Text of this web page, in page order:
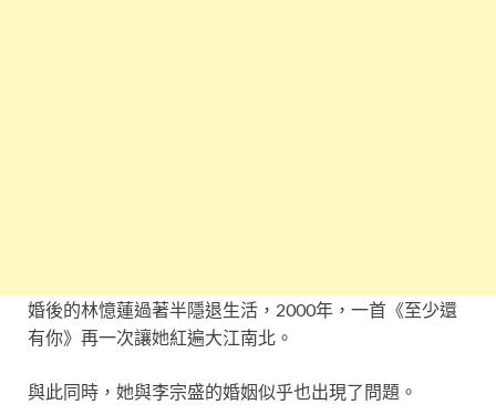
婚後的林憶蓮過著半隱退生活，2000年，一首《至少還
有你》再一次讓她紅遍大江南北。
與此同時，她與李宗盛的婚姻似乎也出現了問題。